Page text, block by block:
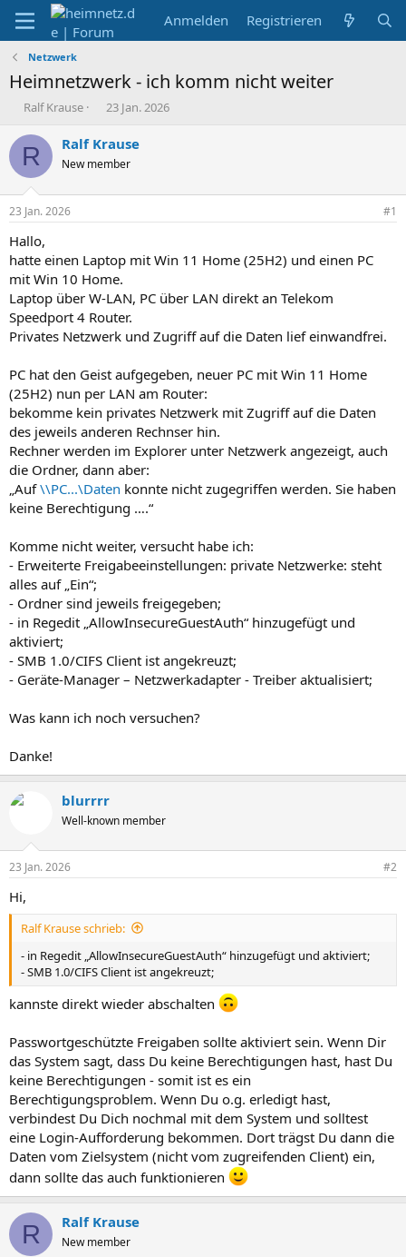
Anmelden Registrieren
Netzwerk
Heimnetzwerk - ich komm nicht weiter
E
s
t
e
r
Ralf Krause
E
s
e
t
m
23 Jan. 2026
R Ralf Krause
New member
23 Jan. 2026 #1
Hallo,
hatte einen Laptop mit Win 11 Home (25H2) und einen PC
mit Win 10 Home.
Laptop über W-LAN, PC über LAN direkt an Telekom
Speedport 4 Router.
Privates Netzwerk und Zugriff auf die Daten lief einwandfrei.
PC hat den Geist aufgegeben, neuer PC mit Win 11 Home
(25H2) nun per LAN am Router:
bekomme kein privates Netzwerk mit Zugriff auf die Daten
des jeweils anderen Rechnser hin.
Rechner werden im Explorer unter Netzwerk angezeigt, auch
die Ordner, dann aber:
„Auf\\PC...\Daten konnte nicht zugegriffen werden. Sie haben
keine Berechtigung ….“
Komme nicht weiter, versucht habe ich:
- Erweiterte Freigabeeinstellungen: private Netzwerke: steht
alles auf „Ein“;
- Ordner sind jeweils freigegeben;
- in Regedit „AllowInsecureGuestAuth“ hinzugefügt und
aktiviert;
- SMB 1.0/CIFS Client ist angekreuzt;
- Geräte-Manager – Netzwerkadapter - Treiber aktualisiert;
Was kann ich noch versuchen?
Danke!
blurrrr
Well-known member
23 Jan. 2026 #2
Hi,
Ralf Krause schrieb:
- in Regedit „AllowInsecureGuestAuth“ hinzugefügt und aktiviert;
- SMB 1.0/CIFS Client ist angekreuzt;
kannste direkt wieder abschalten
Passwortgeschützte Freigaben sollte aktiviert sein. Wenn Dir
das System sagt, dass Du keine Berechtigungen hast, hast Du
keine Berechtigungen - somit ist es ein
Berechtigungsproblem. Wenn Du o.g. erledigt hast,
verbindest Du Dich nochmal mit dem System und solltest
eine Login-Aufforderung bekommen. Dort trägst Du dann die
Daten vom Zielsystem (nicht vom zugreifenden Client) ein,
dann sollte das auch funktionieren
R Ralf Krause
New member